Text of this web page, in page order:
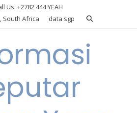
Us: +2782 444 YEAH
South Africa
data sgp